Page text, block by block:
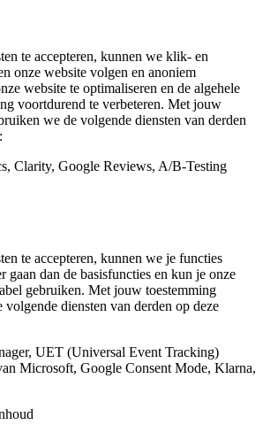
te accepteren, kunnen we klik- en
onze website volgen en anoniem
website te optimaliseren en de algehele
voortdurend te verbeteren. Met jouw
we de volgende diensten van derden
Clarity, Google Reviews, A/B-Testing
te accepteren, kunnen we je functies
gaan dan de basisfuncties en kun je onze
gebruiken. Met jouw toestemming
volgende diensten van derden op deze
UET (Universal Event Tracking)
Microsoft, Google Consent Mode, Klarna,